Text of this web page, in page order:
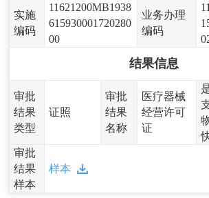
实施
编码
11621200MB1938
615930001720280
00
业务办理
编码
结果信息
审批
结果
类型
证照
审批
结果
名称
医疗器械
经营许可
证
审批
结果
样本
样本